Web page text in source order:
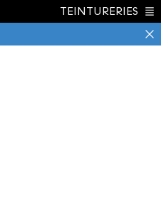
TEINTURERIES